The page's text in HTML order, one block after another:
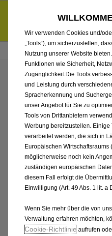
6.000 € staatliche
Hybride.
Wir verwenden Cookies und/
„Tools“), um sicherzustellen,
Nutzung unserer Website
Funktionen wie Sicherheit,
Zugänglichkeit.Die Tools
und Leistung durch
Spracherkennung und
unser Angebot für Sie zu
Tools von Drittanbietern
Werbung bereitzustellen.
verarbeitet werden, die sich in
Europäischen Wirtschaftsraums
möglicherweise noch kein
zuständigen europäischen
diesem Fall erfolgt die
Einwilligung (Art. 49 Abs. 1 lit. a
Wenn Sie mehr über die von
Verwaltung erfahren möchten,
Cookie‑Richtlinieaufrufen